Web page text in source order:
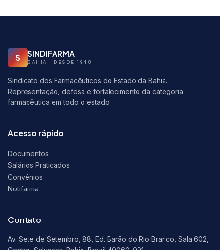
S SINDIFARMA
BAHIA · DESDE 1948
Sindicato dos Farmacêuticos do Estado da Bahia.
Representação, defesa e fortalecimento da categoria
farmacêutica em todo o estado.
Acesso rápido
Documentos
Salários Praticados
Convênios
Notifarma
Contato
Av. Sete de Setembro, 88, Ed. Barão do Rio Branco, Sala 602,